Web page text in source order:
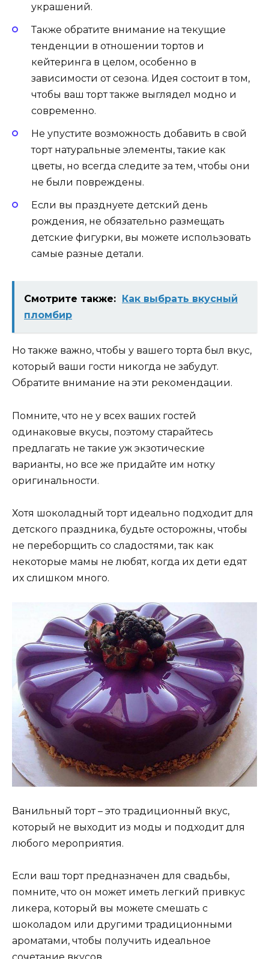
украшений.
Также обратите внимание на текущие
тенденции в отношении тортов и
кейтеринга в целом, особенно в
зависимости от сезона. Идея состоит в том,
чтобы ваш торт также выглядел модно и
современно.
Не упустите возможность добавить в свой
торт натуральные элементы, такие как
цветы, но всегда следите за тем, чтобы они
не были повреждены.
Если вы празднуете детский день
рождения, не обязательно размещать
детские фигурки, вы можете использовать
самые разные детали.
Смотрите также:
Как выбрать вкусный
пломбир
Но также важно, чтобы у вашего торта был вкус,
который ваши гости никогда не забудут.
Обратите внимание на эти рекомендации.
Помните, что не у всех ваших гостей
одинаковые вкусы, поэтому старайтесь
предлагать не такие уж экзотические
варианты, но все же придайте им нотку
оригинальности.
Хотя шоколадный торт идеально подходит для
детского праздника, будьте осторожны, чтобы
не переборщить со сладостями, так как
некоторые мамы не любят, когда их дети едят
их слишком много.
Ванильный торт – это традиционный вкус,
который не выходит из моды и подходит для
любого мероприятия.
Если ваш торт предназначен для свадьбы,
помните, что он может иметь легкий привкус
ликера, который вы можете смешать с
шоколадом или другими традиционными
ароматами, чтобы получить идеальное